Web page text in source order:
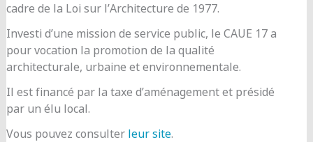
cadre de la Loi sur l’Architecture de 1977.
Investi d’une mission de service public, le CAUE 17 a
pour vocation la promotion de la qualité
architecturale, urbaine et environnementale.
Il est financé par la taxe d’aménagement et présidé
par un élu local.
Vous pouvez consulter leur site.